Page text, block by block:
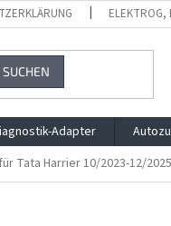
ELEKTROG,
SUCHEN
Adapter
Tata Harrier 10/2023-12/2025